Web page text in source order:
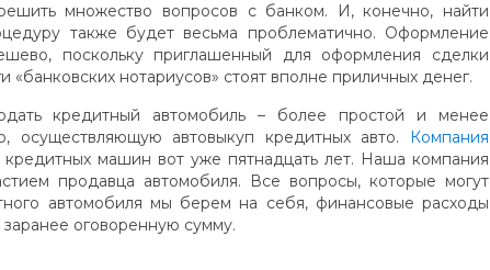
множество вопросов с банком. И, конечно, найти
также будет весьма проблематично. Оформление
поскольку приглашенный для оформления сделки
«банковских нотариусов» стоят вполне приличных денег.
кредитный автомобиль – более простой и менее
осуществляющую автовыкуп кредитных авто. Компания
кредитных машин вот уже пятнадцать лет. Наша компания
продавца автомобиля. Все вопросы, которые могут
автомобиля мы берем на себя, финансовые расходы
оговоренную сумму.